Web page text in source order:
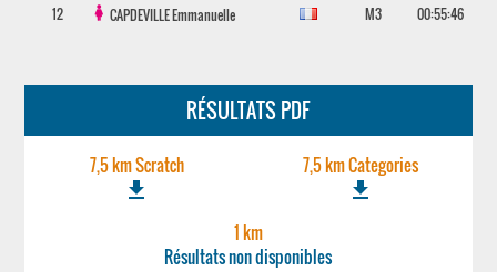
12
CAPDEVILLEEmmanuelle M3 00:55:46
RÉSULTATS PDF
7,5 km Scratch
file_download
7,5 km Categories
file_download
1 km
Résultats non disponibles